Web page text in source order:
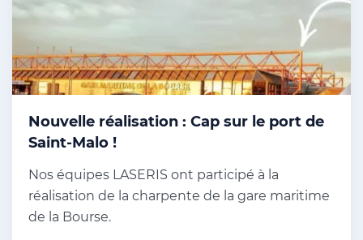
Nouvelle réalisation : Cap sur le port de
Saint-Malo !
Nos équipes LASERIS ont participé à la
réalisation de la charpente de la gare maritime
de la Bourse.